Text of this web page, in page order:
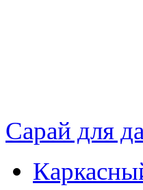
Сарай для